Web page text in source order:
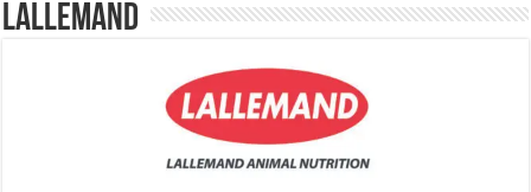
Lallemand